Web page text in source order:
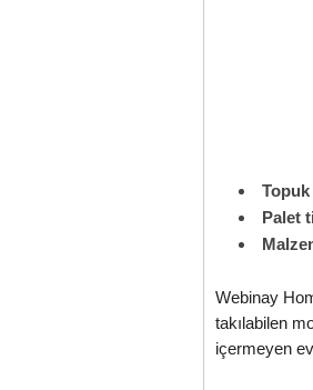
Palet
Webinay
takılabilen
içermeyen